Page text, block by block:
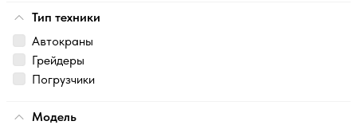
Тип техники
Автокраны
Грейдеры
Погрузчики
Модель